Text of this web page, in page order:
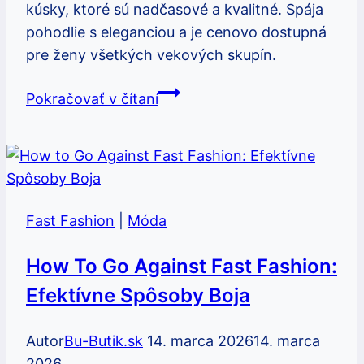
kúsky, ktoré sú nadčasové a kvalitné. Spája
pohodlie s eleganciou a je cenovo dostupná
pre ženy všetkých vekových skupín.
Pokračovať v čítaníIs
fashion:
značke
Fast Fashion Móda
How To Go Against Fast Fashion:
Efektívne Spôsoby Boja
AutorBu-Butik.sk 14. marca 202614. marca